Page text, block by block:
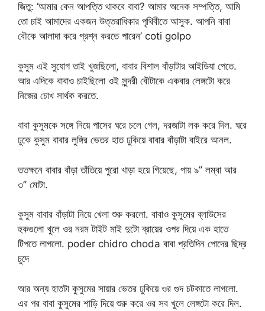
জিতু: ‘আমার কেন আপত্তি থাকবে বাবা? আমার অনেক সম্পত্তি, আমি
তো চাই আমাদের একজন উত্তরাধিকার পৃথিবীতে আসুক. আপনি বাবা
বৌকে আলাদা করে প্রশ্ন করতে পারেন’ coti golpo
কুসুম এই সুযোগ তাই খুজছিলো, বাবার বিশাল বাঁড়াটার আইডিযা পেতে.
আর এদিকে বাবাও চাইছিলো ওই সুন্দরী বৌটাকে একবার লেঙ্গটো করে
নিজের চোখ সার্থক করতে.
বাবা কুসুমকে সঙ্গে নিয়ে পাসের ঘরে চলে গেল, দরজাটা লক করে দিল. ঘরে
ঢুকে কুসুম বাবার লুঙ্গির ভেতর হাত ঢুকিয়ে বাবার বাঁড়াটা বাইরে আনল.
ততক্ষনে বাবার বাঁড়া তাঁতিয়ে পুরো খাড়া হয়ে গিয়েছে, পায় ৯’’ লম্বা আর
৩’’ মোটা.
কুসুম বাবার বাঁড়াটা নিয়ে খেলা শুরু করলো. বাবাও কুসুমের ব্লাউসের
হুকগুলো খুলে ওর নরম টাইট মাই দুটো ব্রায়ের ওপর দিয়ে এক হাতে
টিপতে লাগলো. poder chidro choda বাবা প্রতিদিন পোদের ছিদ্র
চুদে
আর অন্য হাতটা কুসুমের সায়ার ভেতর ঢুকিয়ে ওর গুদ চটকাতে লাগলো.
এর পর বাবা কুসুমের শাড়ি দিয়ে শুরু করে ওর সব খুলে লেঙ্গটো করে দিল.